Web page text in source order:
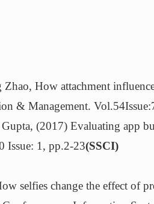
How attachment
& Management.
(2017) Evaluating app
Issue: 1, pp.2-23(SSCI)
selfies change the effect of